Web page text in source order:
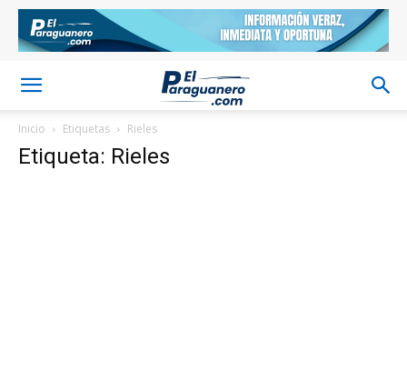
Inicio Etiquetas Rieles
Etiqueta: Rieles